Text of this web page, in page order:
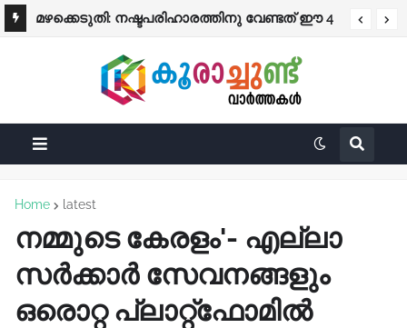
മഴക്കെടുതി: നഷ്ടപരിഹാരത്തിനു വേണ്ടത് ഈ 4
പ്രത്യേക ശ്രദ്ധക്ക്
Home latest
നമ്മുടെ കേരളം'- എല്ലാ
സർക്കാർ സേവനങ്ങളും
ഒരൊറ്റ പ്ലാറ്റ്ഫോമിൽ